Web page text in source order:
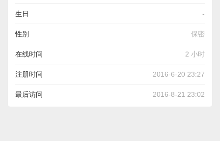
生日 -
性别 保密
在线时间 2 小时
注册时间 2016-6-20 23:27
最后访问 2016-8-21 23:02